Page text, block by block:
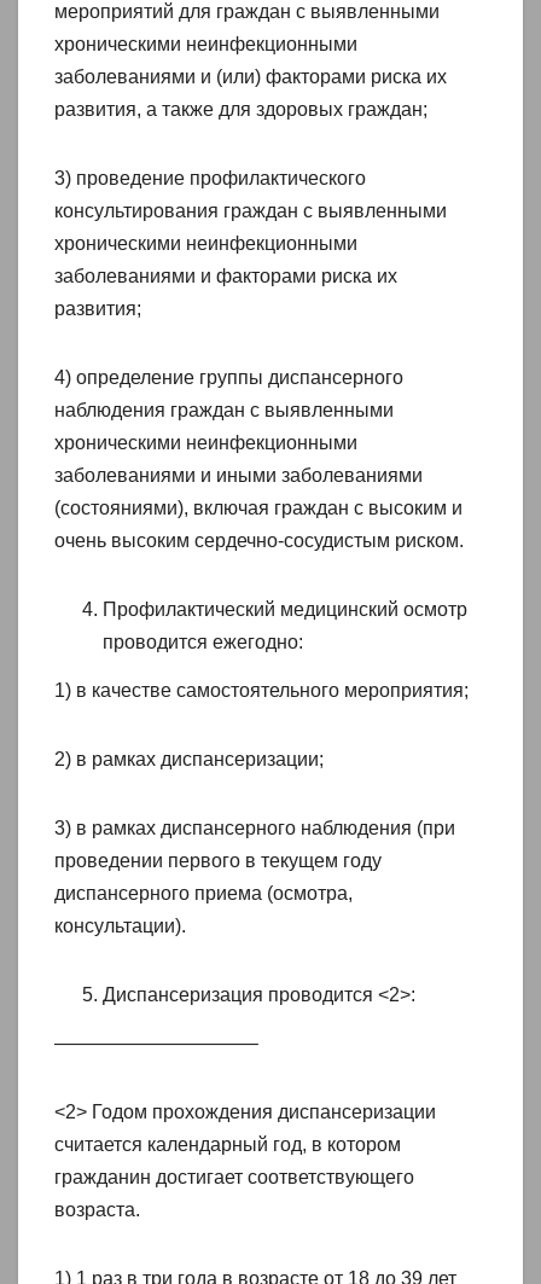
мероприятий для граждан с выявленными
хроническими неинфекционными
заболеваниями и (или) факторами риска их
развития, а также для здоровых граждан;
3) проведение профилактического
консультирования граждан с выявленными
хроническими неинфекционными
заболеваниями и факторами риска их
развития;
4) определение группы диспансерного
наблюдения граждан с выявленными
хроническими неинфекционными
заболеваниями и иными заболеваниями
(состояниями), включая граждан с высоким и
очень высоким сердечно-сосудистым риском.
Профилактический медицинский осмотр
проводится ежегодно:
1) в качестве самостоятельного мероприятия;
2) в рамках диспансеризации;
3) в рамках диспансерного наблюдения (при
проведении первого в текущем году
диспансерного приема (осмотра,
консультации).
Диспансеризация проводится <2>:
——————————–
<2> Годом прохождения диспансеризации
считается календарный год, в котором
гражданин достигает соответствующего
возраста.
1) 1 раз в три года в возрасте от 18 до 39 лет